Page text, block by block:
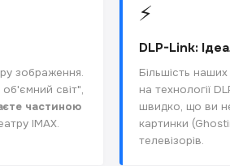
зображення.
світ",
частиною
IMAX.
⚡
DLP-Link:
Більшість
на технології
швидко, що ви
картинки
телевізорів.